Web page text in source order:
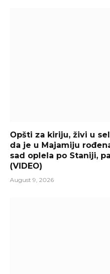
Opšti za kiriju, živi u
da je u Majamiju
sad oplela po Staniji,
(VIDEO)
August 9, 2026